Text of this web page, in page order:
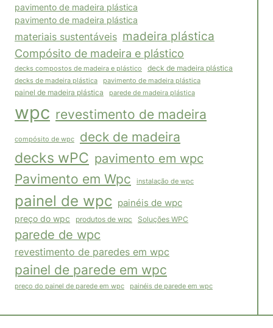
pavimento de madeira plástica
pavimento de madeira plástica
materiais sustentáveis madeira plástica
Compósito de madeira e plástico
decks compostos de madeira e plástico deck de madeira plástica
decks de madeira plástica pavimento de madeira plástica
painel de madeira plástica parede de madeira plástica
wpc revestimento de madeira
compósito de wpc deck de madeira
decks wPC pavimento em wpc
Pavimento em Wpc instalação de wpc
painel de wpc painéis de wpc
preço do wpc produtos de wpc Soluções WPC
parede de wpc
revestimento de paredes em wpc
painel de parede em wpc
preço do painel de parede em wpc painéis de parede em wpc